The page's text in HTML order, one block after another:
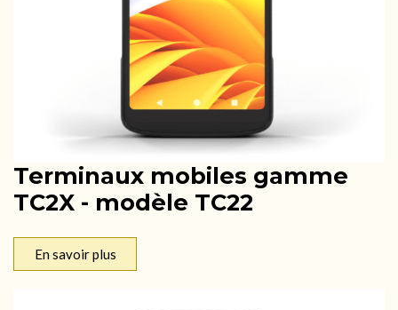
Terminaux mobiles gamme
TC2X - modèle TC22
En savoir plus